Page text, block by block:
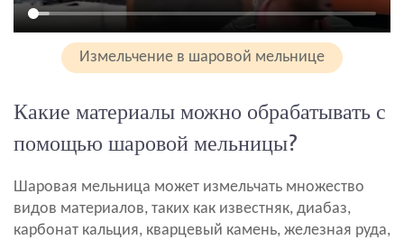
Измельчение в шаровой мельнице
Какие материалы можно обрабатывать с
помощью шаровой мельницы?
Шаровая мельница может измельчать множество
видов материалов, таких как известняк, диабаз,
карбонат кальция, кварцевый камень, железная руда,